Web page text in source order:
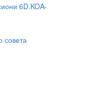
6D.KOA-
совета